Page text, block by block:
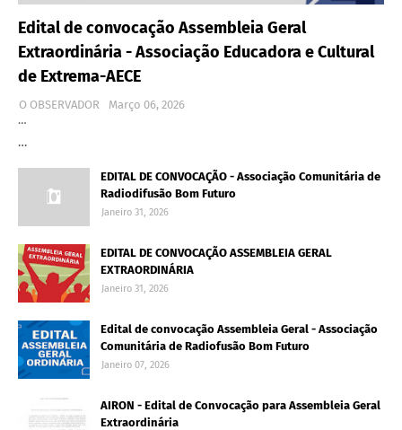
Edital de convocação Assembleia Geral
Extraordinária - Associação Educadora e Cultural
de Extrema-AECE
O OBSERVADOR
Março 06, 2026
…
…
EDITAL DE CONVOCAÇÃO - Associação Comunitária de
Radiodifusão Bom Futuro
Janeiro 31, 2026
EDITAL DE CONVOCAÇÃO ASSEMBLEIA GERAL
EXTRAORDINÁRIA
Janeiro 31, 2026
Edital de convocação Assembleia Geral - Associação
Comunitária de Radiofusão Bom Futuro
Janeiro 07, 2026
AIRON - Edital de Convocação para Assembleia Geral
Extraordinária